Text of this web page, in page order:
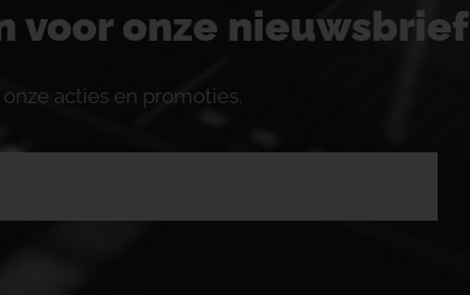
voor onze nieuwsbrief
acties en promoties.